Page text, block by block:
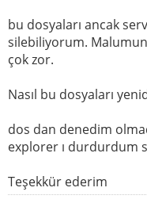
bu dosyaları ancak
silebiliyorum.
çok zor.
Nasıl bu dosyaları
dos dan denedim
explorer ı durdurdum
Teşekkür ederim